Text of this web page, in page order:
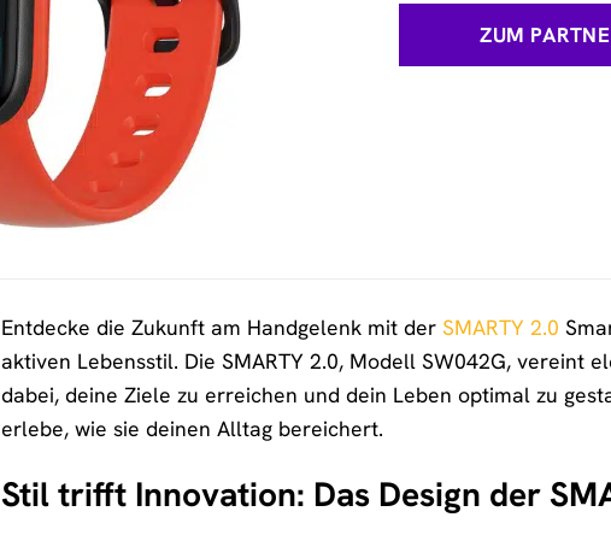
ZUM
Entdecke die Zukunft am Handgelenk mit der SMARTY 2.0
aktiven Lebensstil. Die SMARTY 2.0, Modell SW042G, vereint
dabei, deine Ziele zu erreichen und dein Leben optimal zu
erlebe, wie sie deinen Alltag bereichert.
Stil trifft Innovation: Das Design der